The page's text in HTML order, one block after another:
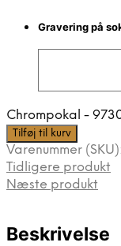
Gravering på
Chrompokal -
Tilføj til kurv
Varenummer
Tidligere produkt
Næste produkt
Beskrivelse